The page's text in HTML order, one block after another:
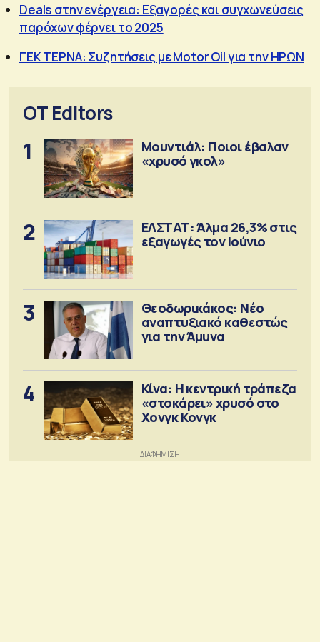
Deals στην ενέργεια: Εξαγορές και συγχωνεύσεις
παρόχων φέρνει το 2025
ΓΕΚ ΤΕΡΝΑ: Συζητήσεις με Motor Oil για την ΗΡΩΝ
OT Editors
1
Μουντιάλ: Ποιοι έβαλαν
«χρυσό γκολ»
2
ΕΛΣΤΑΤ: Άλμα 26,3% στις
εξαγωγές τον Ιούνιο
3
Θεοδωρικάκος: Νέο
αναπτυξιακό καθεστώς
για την Άμυνα
4
Κίνα: Η κεντρική τράπεζα
«στοκάρει» χρυσό στο
Χονγκ Κονγκ